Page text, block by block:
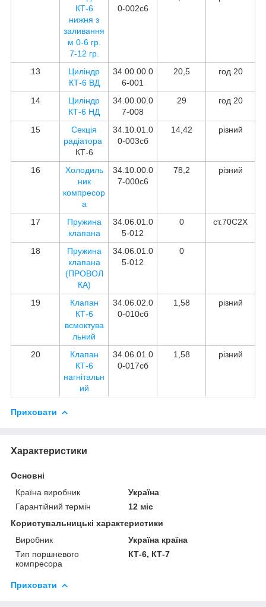
КТ-6
нижня з
заливання
м 0-6 гр.
7-12 гр.
0-002с6
13
Циліндр
КТ-6 ВД
34.00.00.0
6-001
20,5 год 20
14
Циліндр
КТ-6 НД
34.00.00.0
7-008
29 год 20
15
Секція
радіатора
КТ-6
34.10.01.0
0-003сб
14,42 різний
16
Холодиль
ник
компресор
а
34.10.00.0
7-000с6
78,2 різний
17
Пружина
клапана
34.06.01.0
5-012
0 ст.70С2Х
18
Пружина
клапана
(ПРОВОЛ
КА)
34.06.01.0
5-012
0
19
Клапан
КТ-6
всмоктува
льний
34.06.02.0
0-010сб
1,58 різний
20
Клапан
КТ-6
нагнітальн
ий
34.06.01.0
0-017сб
1,58 різний
Приховати
Характеристики
Основні
Країна виробник
Україна
Гарантійний термін
12 міс
Користувальницькі характеристики
Виробник
Україна країна
Тип поршневого
компресора
КТ-6, КТ-7
Приховати